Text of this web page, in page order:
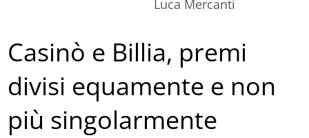
Luca Mercanti
Casinò e Billia, premi
divisi equamente e non
più singolarmente